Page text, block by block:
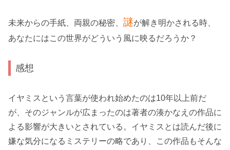
未来からの手紙、両親の秘密、 謎が解き明かされる時、
あなたにはこの世界がどういう風に映るだろうか？
感想
イヤミスという言葉が使われ始めたのは10年以上前だ
が、そのジャンルが広まったのは著者の湊かなえの作品に
よる影響が大きいとされている。イヤミスとは読んだ後に
嫌な気分になるミステリーの略であり、この作品もそんな